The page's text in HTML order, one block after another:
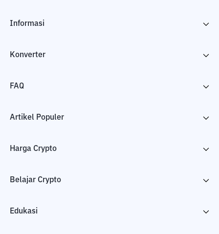
Informasi
Konverter
FAQ
Artikel Populer
Harga Crypto
Belajar Crypto
Edukasi